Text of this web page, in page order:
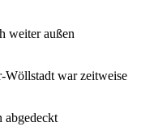
weiter außen
Wöllstadt war zeitweise
abgedeckt